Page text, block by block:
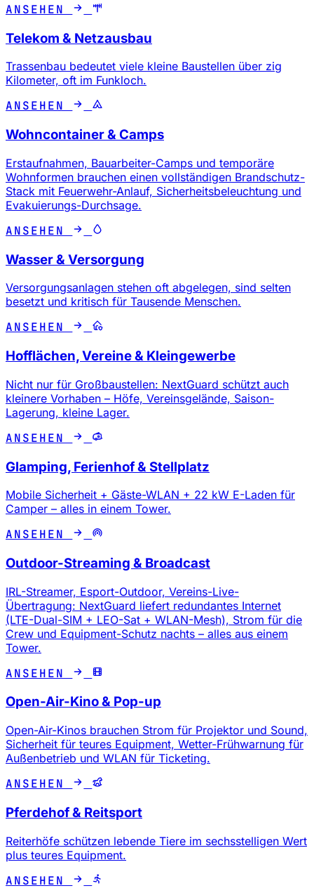
ANSEHEN
Telekom & Netzausbau
Trassenbau bedeutet viele kleine Baustellen über zig
Kilometer, oft im Funkloch.
ANSEHEN
Wohncontainer & Camps
Erstaufnahmen, Bauarbeiter-Camps und temporäre
Wohnformen brauchen einen vollständigen Brandschutz-
Stack mit Feuerwehr-Anlauf, Sicherheitsbeleuchtung und
Evakuierungs-Durchsage.
ANSEHEN
Wasser & Versorgung
Versorgungsanlagen stehen oft abgelegen, sind selten
besetzt und kritisch für Tausende Menschen.
ANSEHEN
Hofflächen, Vereine & Kleingewerbe
Nicht nur für Großbaustellen: NextGuard schützt auch
kleinere Vorhaben – Höfe, Vereinsgelände, Saison-
Lagerung, kleine Lager.
ANSEHEN
Glamping, Ferienhof & Stellplatz
Mobile Sicherheit + Gäste-WLAN + 22 kW E-Laden für
Camper – alles in einem Tower.
ANSEHEN
Outdoor-Streaming & Broadcast
IRL-Streamer, Esport-Outdoor, Vereins-Live-
Übertragung: NextGuard liefert redundantes Internet
(LTE-Dual-SIM + LEO-Sat + WLAN-Mesh), Strom für die
Crew und Equipment-Schutz nachts – alles aus einem
Tower.
ANSEHEN
Open-Air-Kino & Pop-up
Open-Air-Kinos brauchen Strom für Projektor und Sound,
Sicherheit für teures Equipment, Wetter-Frühwarnung für
Außenbetrieb und WLAN für Ticketing.
ANSEHEN
Pferdehof & Reitsport
Reiterhöfe schützen lebende Tiere im sechsstelligen Wert
plus teures Equipment.
ANSEHEN